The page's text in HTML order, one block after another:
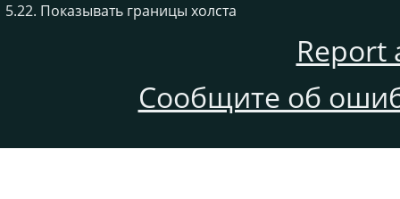
5.22. Показывать границы холста
Report
Сообщите об